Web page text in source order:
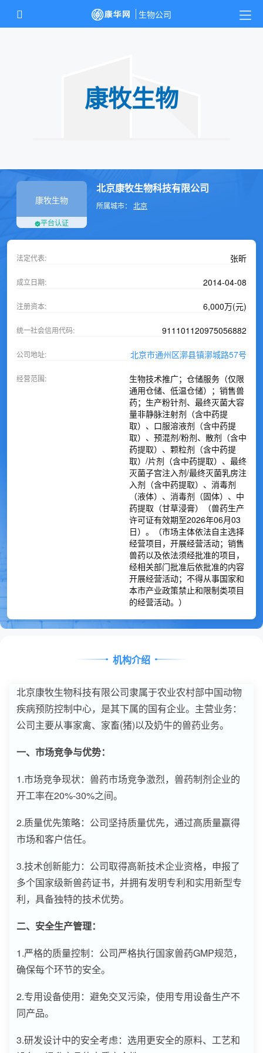
康牧生物
康牧生物
平台认证
北京康牧生物科技有限公司
所属城市： 北京
法定代表: 张昕
成立日期: 2014-04-08
注册资本: 6,000万(元)
统一社会信用代码: 911101120975056882
公司地址: 北京市通州区漷县镇漷城路57号
经营范围:
生物技术推广；仓储服务（仅限
通用仓储、低温仓储）；销售兽
药；生产粉针剂、最终灭菌大容
量非静脉注射剂（含中药提
取）、口服溶液剂（含中药提
取）、预混剂/粉剂、散剂（含中
药提取）、颗粒剂（含中药提
取）/片剂（含中药提取）、最终
灭菌子宫注入剂/最终灭菌乳房注
入剂（含中药提取）、消毒剂
（液体）、消毒剂（固体）、中
药提取（甘草浸膏）（兽药生产
许可证有效期至2026年06月03
日）。（市场主体依法自主选择
经营项目，开展经营活动；销售
兽药以及依法须经批准的项目，
经相关部门批准后依批准的内容
开展经营活动；不得从事国家和
本市产业政策禁止和限制类项目
的经营活动。）
机构介绍
北京康牧生物科技有限公司隶属于农业农村部中国动物
疾病预防控制中心，是其下属的国有企业。主营业务：
公司主要从事家禽、家畜(猪)以及奶牛的兽药业务。
一、市场竞争与优势：
1.市场竞争现状：兽药市场竞争激烈，兽药制剂企业的
开工率在20%-30%之间。
2.质量优先策略：公司坚持质量优先，通过高质量赢得
市场和客户信任。
3.技术创新能力：公司取得高新技术企业资格，申报了
多个国家级新兽药证书，并拥有发明专利和实用新型专
利，具备独特的技术优势。
二、安全生产管理：
1.严格的质量控制：公司严格执行国家兽药GMP规范，
确保每个环节的安全。
2.专用设备使用：避免交叉污染，使用专用设备生产不
同产品。
3.研发设计中的安全考虑：选用更安全的原料、工艺和